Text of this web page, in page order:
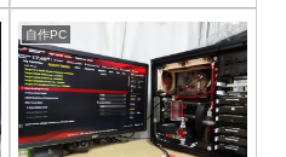
自作PC